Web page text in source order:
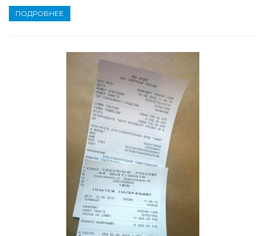
ПОДРОБНЕЕ